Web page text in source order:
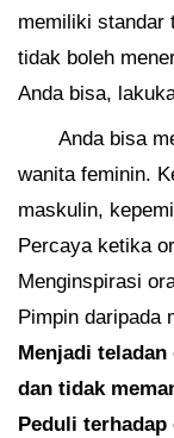
memiliki standar
tidak boleh
Anda bisa,
Anda bisa
wanita feminin.
maskulin,
Percaya ketika
Menginspirasi
Pimpin daripada
Menjadi
dan tidak
Peduli